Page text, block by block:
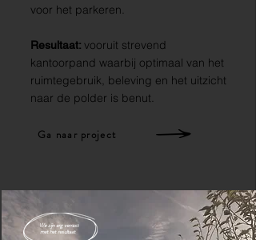
voor het parkeren.
Resultaat: vooruit strevend
kantoorpand waarbij optimaal van het
ruimtegebruik, beleving en het uitzicht
naar de polder is benut.
Ga naar project
We zijn erg verrast
methet resultaat